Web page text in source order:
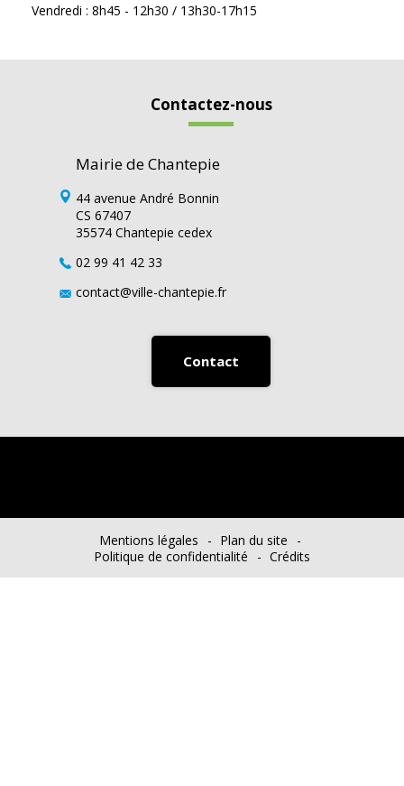
Vendredi : 8h45 - 12h30 / 13h30-17h15
Contactez-nous
Mairie de Chantepie
44 avenue André Bonnin
CS 67407
35574 Chantepie cedex
02 99 41 42 33
contact@ville-chantepie.fr
Contact
Mentions légales
Plan du site
Politique de confidentialité
Crédits